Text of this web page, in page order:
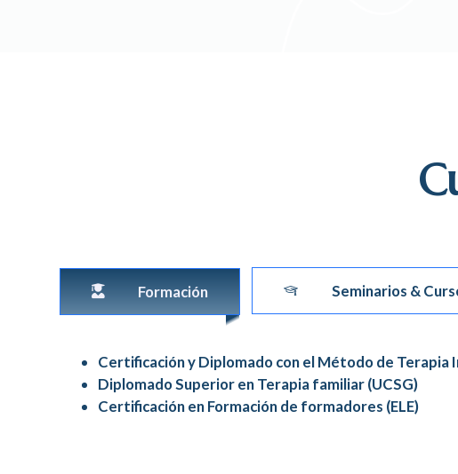
Formación Seminarios &
Certificación y Diplomado con el Método de Terapia
Diplomado Superior en Terapia familiar (UCSG)
Certificación en Formación de formadores (ELE)